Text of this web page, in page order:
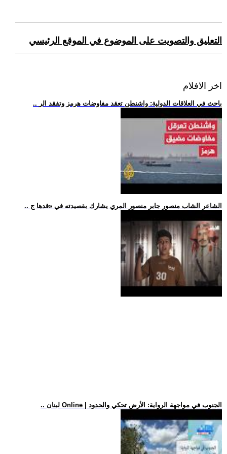
التعليق والتصويت على الموضوع في الموقع الرئيسي
اخر الافلام
.. باحث في العلاقات الدولية: واشنطن تعقد مفاوضات هرمز وتفقد الر
.. الشاعر الشاب منصور جابر منصور المري يشارك بقصيدته في «قدها ج
.. لبنان Online | الجنوب في مواجهة الرواية: الأرض تحكي والحدود